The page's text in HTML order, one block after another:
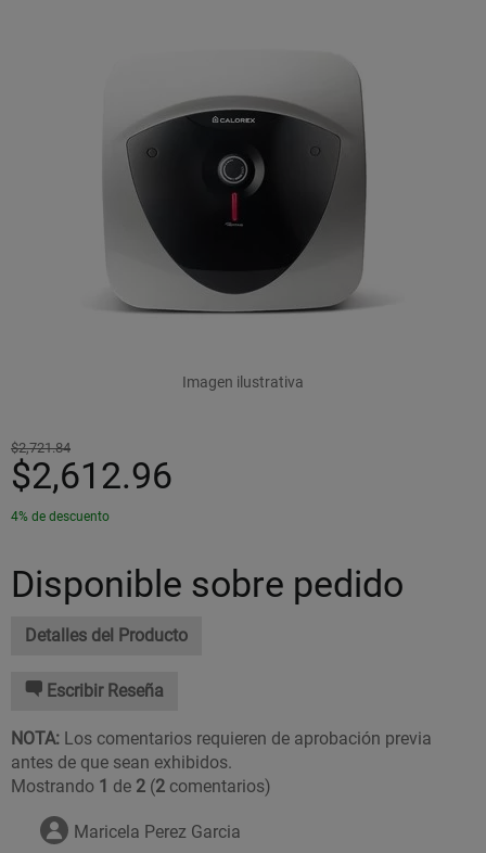
Imagen ilustrativa
$2,721.84
$2,612.96
4% de descuento
Disponible sobre pedido
Detalles del Producto
Escribir Reseña
NOTA: Los comentarios requieren de aprobación previa
antes de que sean exhibidos.
Mostrando 1 de 2 (2 comentarios)
Maricela Perez Garcia